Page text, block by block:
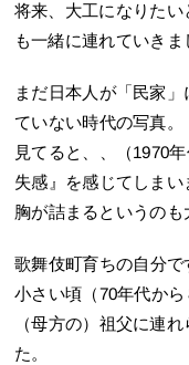
将来、大工になりたい
も一緒に連れていきま
まだ日本人が「民家
ていない時代の写真。
見てると、、（1970
失感』を感じてしまい
胸が詰まるというのも
歌舞伎町育ちの自分で
小さい頃（70年代から
（母方の）祖父に連
た。